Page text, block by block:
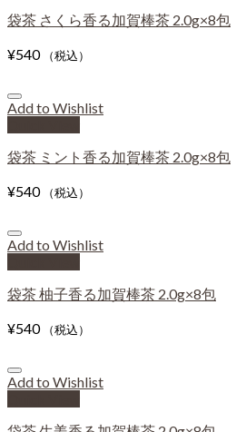
袋茶 さくら香る加賀棒茶 2.0g×8包
¥540 （税込）
Add to Wishlist
袋茶 ミント香る加賀棒茶 2.0g×8包
¥540 （税込）
Add to Wishlist
袋茶 柚子香る加賀棒茶 2.0g×8包
¥540 （税込）
Add to Wishlist